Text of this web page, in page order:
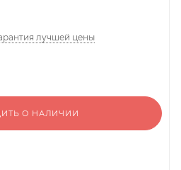
лучшей цены
О НАЛИЧИИ